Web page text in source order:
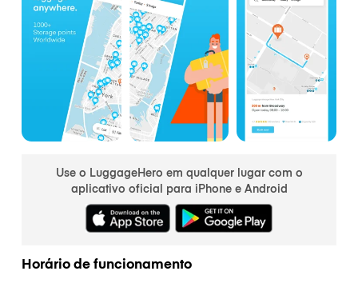
Use o LuggageHero em qualquer lugar com o
aplicativo oficial para iPhone e Android
Horário de funcionamento